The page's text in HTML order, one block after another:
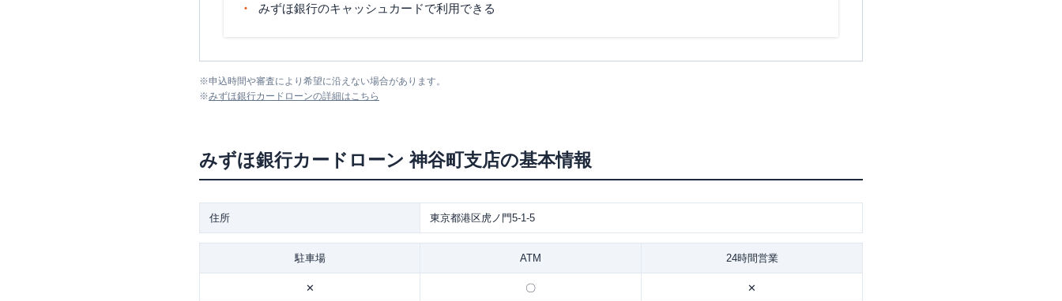
みずほ銀行のキャッシュカードで利用できる
※申込時間や審査により希望に沿えない場合があります。
※みずほ銀行カードローンの詳細はこちら
みずほ銀行カードローン 神谷町支店の基本情報
住所 東京都港区虎ノ門5-1-5
駐車場 ATM 24時間営業
✕ 〇 ✕